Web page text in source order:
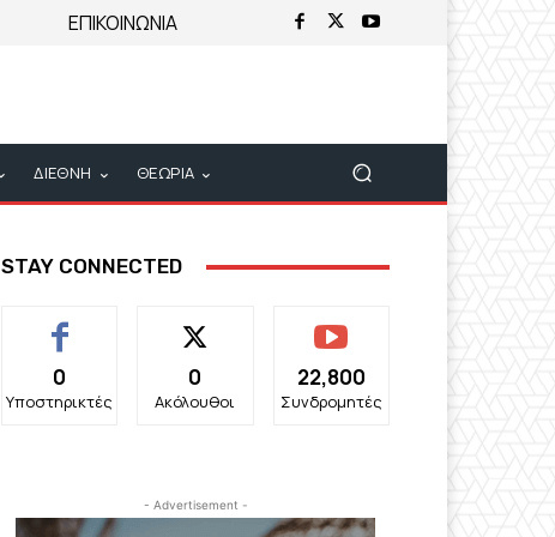
ΕΠΙΚΟΙΝΩΝΙΑ
ΔΙΕΘΝΗ ΘΕΩΡΙΑ
STAY CONNECTED
0
Υποστηρικτές
0
Ακόλουθοι
22,800
Συνδρομητές
- Advertisement -